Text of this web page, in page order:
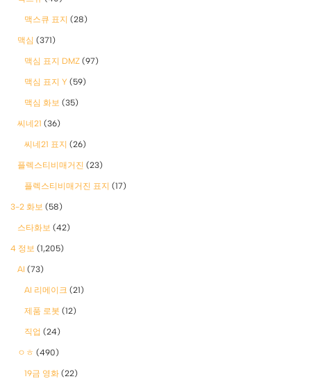
맥스큐 표지 (28)
맥심 (371)
맥심 표지 DMZ (97)
맥심 표지 Y (59)
맥심 화보 (35)
씨네21 (36)
씨네21 표지 (26)
플렉스티비매거진 (23)
플렉스티비매거진 표지 (17)
3-2 화보 (58)
스타화보 (42)
4 정보 (1,205)
AI (73)
AI 리메이크 (21)
제품 로봇 (12)
직업 (24)
ㅇㅎ (490)
19금 영화 (22)